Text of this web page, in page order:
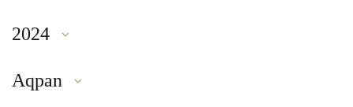
2024
Aqpan